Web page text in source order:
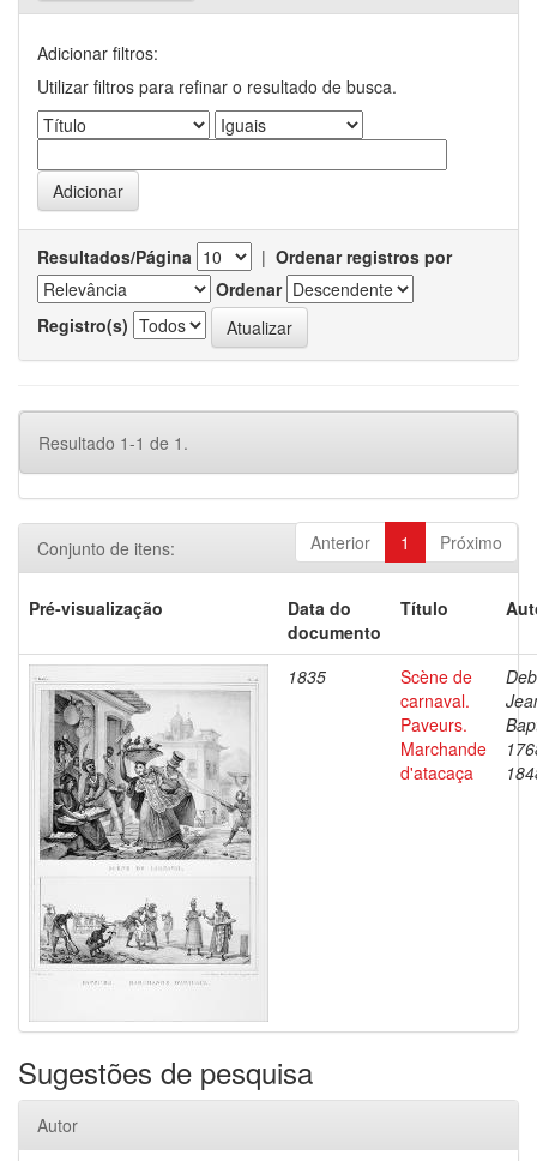
Adicionar filtros:
Utilizar filtros para refinar o resultado de busca.
Resultados/Página | Ordenar registros por
Ordenar
Registro(s)
Resultado 1-1 de 1.
Anterior 1 Próximo
Conjunto de itens:
Pré-visualização
Data do
documento
Título
1835
Scène de
carnaval.
Paveurs.
Marchande
d'atacaça
Sugestões de pesquisa
Autor